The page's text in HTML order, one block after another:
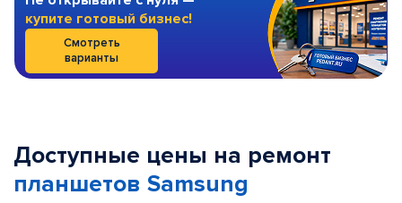
купите готовый бизнес!
Смотреть
варианты
Доступные цены на ремонт
планшетов Samsung